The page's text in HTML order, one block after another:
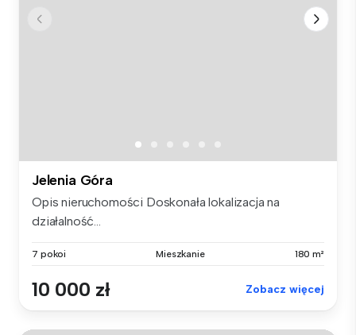
Jelenia Góra
Opis nieruchomości Doskonała lokalizacja na
działalność...
7 pokoi Mieszkanie 180 m²
10 000 zł Zobacz więcej